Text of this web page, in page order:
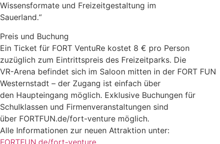
Wissensformate und Freizeitgestaltung im
Sauerland.“
Preis und Buchung
Ein Ticket für FORT VentuRe kostet 8 € pro Person
zuzüglich zum Eintrittspreis des Freizeitparks. Die
VR-Arena befindet sich im Saloon mitten in der FORT FUN
Westernstadt – der Zugang ist einfach über
den Haupteingang möglich. Exklusive Buchungen für
Schulklassen und Firmenveranstaltungen sind
über FORTFUN.de/fort-venture möglich.
Alle Informationen zur neuen Attraktion unter:
FORTFUN.de/fort-venture